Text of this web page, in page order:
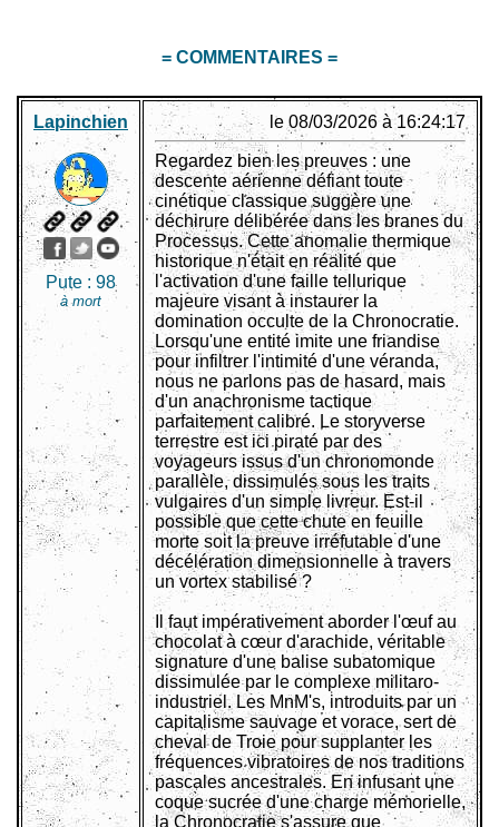
= COMMENTAIRES =
Lapinchien
Pute : 98
à mort
le 08/03/2026 à 16:24:17
Regardez bien les preuves : une
descente aérienne défiant toute
cinétique classique suggère une
déchirure délibérée dans les branes du
Processus. Cette anomalie thermique
historique n'était en réalité que
l'activation d'une faille tellurique
majeure visant à instaurer la
domination occulte de la Chronocratie.
Lorsqu'une entité imite une friandise
pour infiltrer l'intimité d'une véranda,
nous ne parlons pas de hasard, mais
d'un anachronisme tactique
parfaitement calibré. Le storyverse
terrestre est ici piraté par des
voyageurs issus d'un chronomonde
parallèle, dissimulés sous les traits
vulgaires d'un simple livreur. Est-il
possible que cette chute en feuille
morte soit la preuve irréfutable d'une
décélération dimensionnelle à travers
un vortex stabilisé ?
Il faut impérativement aborder l'œuf au
chocolat à cœur d'arachide, véritable
signature d'une balise subatomique
dissimulée par le complexe militaro-
industriel. Les MnM's, introduits par un
capitalisme sauvage et vorace, sert de
cheval de Troie pour supplanter les
fréquences vibratoires de nos traditions
pascales ancestrales. En infusant une
coque sucrée d'une charge mémorielle,
la Chronocratie s'assure que